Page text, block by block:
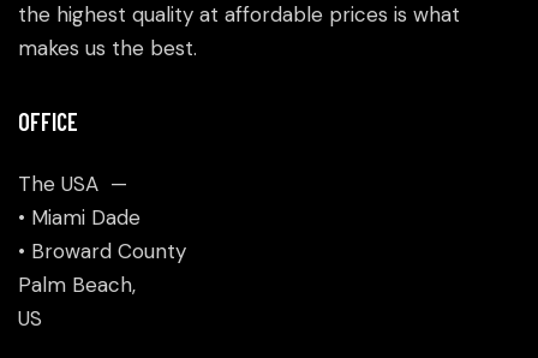
the highest quality at affordable prices is what
makes us the best.
OFFICE
The USA —
• Miami Dade
• Broward County
Palm Beach,
US